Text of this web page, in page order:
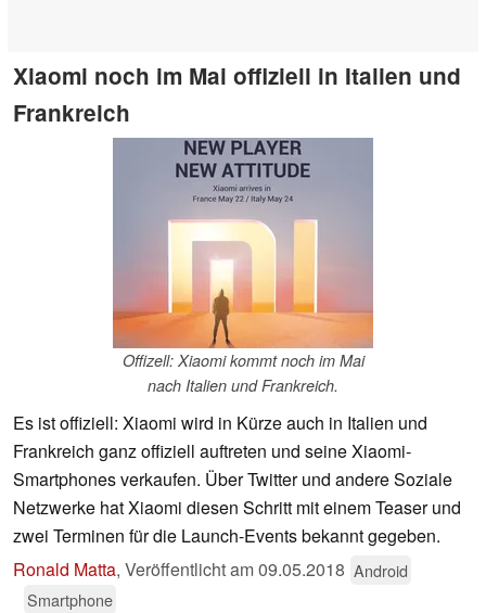
Xiaomi noch im Mai offiziell in Italien und
Frankreich
Offizell: Xiaomi kommt noch im Mai
nach Italien und Frankreich.
Es ist offiziell: Xiaomi wird in Kürze auch in Italien und
Frankreich ganz offiziell auftreten und seine Xiaomi-
Smartphones verkaufen. Über Twitter und andere Soziale
Netzwerke hat Xiaomi diesen Schritt mit einem Teaser und
zwei Terminen für die Launch-Events bekannt gegeben.
Ronald Matta, Veröffentlicht am09.05.2018 Android
Smartphone